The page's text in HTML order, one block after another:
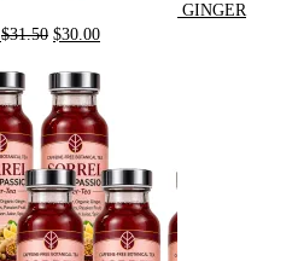
GINGER
$31.50 Original
$31.50.
$30.00Current